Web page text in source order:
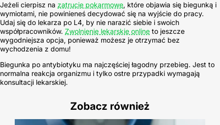
Jeżeli cierpisz na zatrucie pokarmowe, które objawia się biegunką i
wymiotami, nie powinieneś decydować się na wyjście do pracy.
Udaj się do lekarza po L4, by nie narazić siebie i swoich
współpracowników. Zwolnienie lekarskie online to jeszcze
wygodniejsza opcja, ponieważ możesz je otrzymać bez
wychodzenia z domu!
Biegunka po antybiotyku ma najczęściej łagodny przebieg. Jest to
normalna reakcja organizmu i tylko ostre przypadki wymagają
konsultacji lekarskiej.
Zobacz również